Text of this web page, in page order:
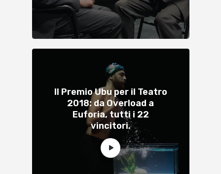
Il Premio Ubu per il Teatro
2018: da Overload a
Euforia, tutti i 22
vincitori.